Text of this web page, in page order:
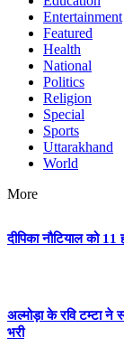
Entertainment
Featured
Health
National
Politics
Religion
Special
Sports
Uttarakhand
World
More
दीपिका नौटियाल को
अल्मोड़ा के रवि टम्टा ने
भरी